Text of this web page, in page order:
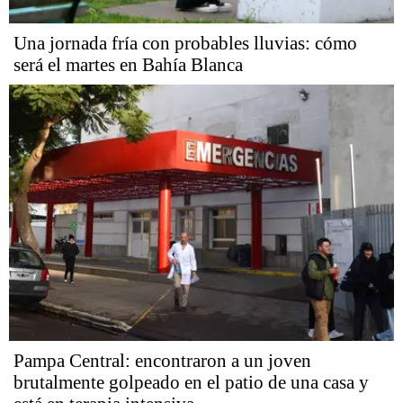
Una jornada fría con probables lluvias: cómo
será el martes en Bahía Blanca
Pampa Central: encontraron a un joven
brutalmente golpeado en el patio de una casa y